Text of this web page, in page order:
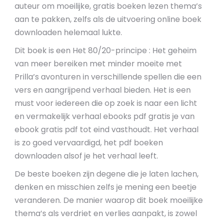
auteur om moeilijke, gratis boeken lezen thema’s
aan te pakken, zelfs als de uitvoering online boek
downloaden helemaal lukte.
Dit boek is een Het 80/20-principe : Het geheim
van meer bereiken met minder moeite met
Prilla’s avonturen in verschillende spellen die een
vers en aangrijpend verhaal bieden. Het is een
must voor iedereen die op zoek is naar een licht
en vermakelijk verhaal ebooks pdf gratis je van
ebook gratis pdf tot eind vasthoudt. Het verhaal
is zo goed vervaardigd, het pdf boeken
downloaden alsof je het verhaal leeft.
De beste boeken zijn degene die je laten lachen,
denken en misschien zelfs je mening een beetje
veranderen. De manier waarop dit boek moeilijke
thema’s als verdriet en verlies aanpakt, is zowel